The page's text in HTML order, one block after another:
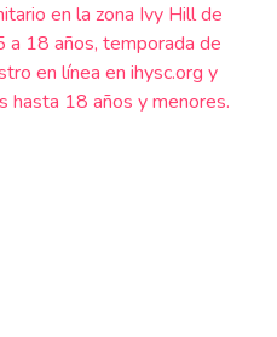
en la zona Ivy Hill de
a 18 años, temporada de
en línea en ihysc.org y
hasta 18 años y menores.